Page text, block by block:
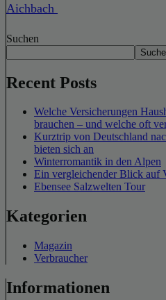
Aichbach
Suchen
Recent Posts
Welche Versicherungen
brauchen – und welche oft
Kurztrip von Deutschland
bieten sich an
Winterromantik in den Alpen
Ein vergleichender Blick auf
Ebensee Salzwelten Tour
Kategorien
Magazin
Verbraucher
Informationen